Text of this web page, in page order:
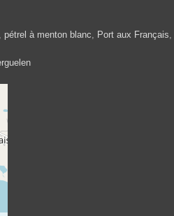
pétrel à menton blanc Port aux Français